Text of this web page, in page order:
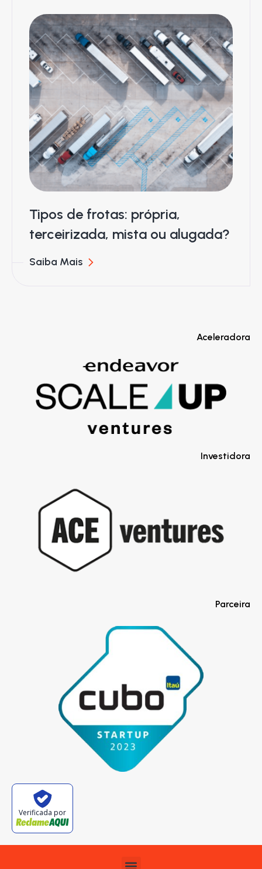
Tipos de frotas: própria,
terceirizada, mista ou alugada?
Saiba Mais
Aceleradora
Investidora
Parceira
Verificada por